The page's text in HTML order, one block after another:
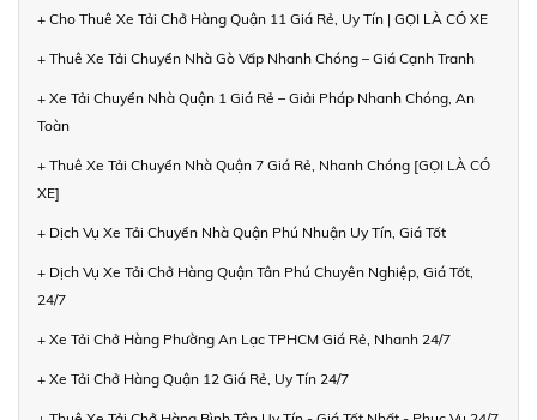
+ Cho Thuê Xe Tải Chở Hàng Quận 11 Giá Rẻ, Uy Tín | GỌI LÀ CÓ XE
+ Thuê Xe Tải Chuyển Nhà Gò Vấp Nhanh Chóng – Giá Cạnh Tranh
+ Xe Tải Chuyển Nhà Quận 1 Giá Rẻ – Giải Pháp Nhanh Chóng, An
Toàn
+ Thuê Xe Tải Chuyển Nhà Quận 7 Giá Rẻ, Nhanh Chóng [GỌI LÀ CÓ
XE]
+ Dịch Vụ Xe Tải Chuyển Nhà Quận Phú Nhuận Uy Tín, Giá Tốt
+ Dịch Vụ Xe Tải Chở Hàng Quận Tân Phú Chuyên Nghiệp, Giá Tốt,
24/7
+ Xe Tải Chở Hàng Phường An Lạc TPHCM Giá Rẻ, Nhanh 24/7
+ Xe Tải Chở Hàng Quận 12 Giá Rẻ, Uy Tín 24/7